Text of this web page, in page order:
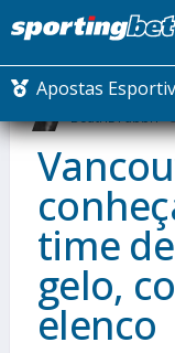
Apostas
Beatriz Fabbri
time
gelo,
elenco